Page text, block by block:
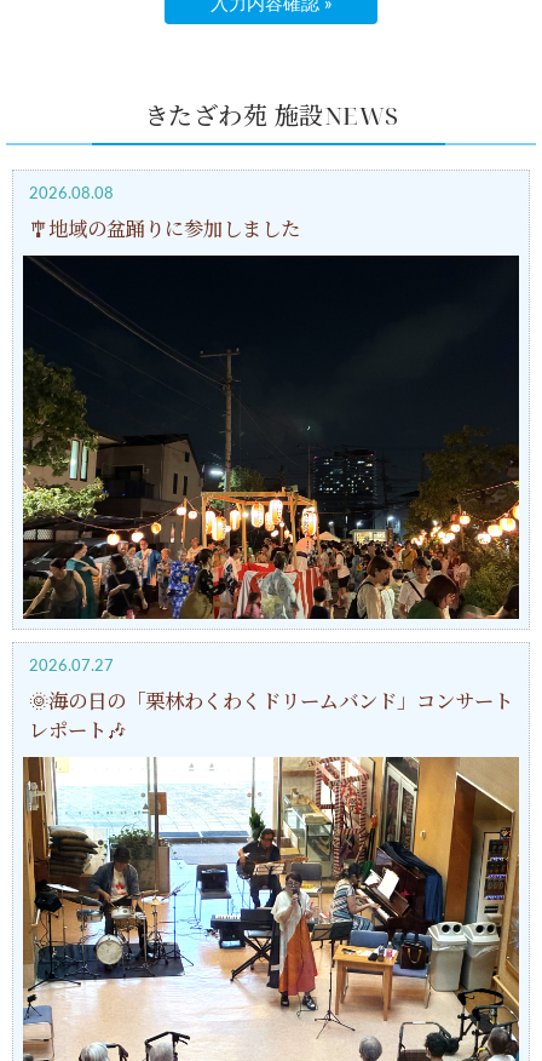
きたざわ苑 施設NEWS
2026.08.08
🎐地域の盆踊りに参加しました
2026.07.27
🌞海の日の「栗林わくわくドリームバンド」コンサート
レポート🎶